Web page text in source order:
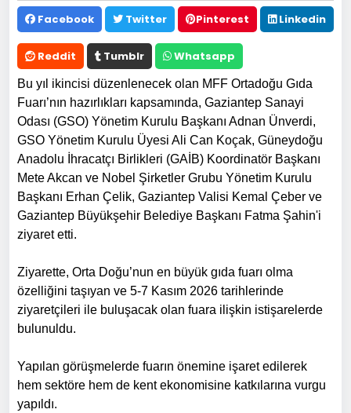
Facebook Twitter Pinterest Linkedin
Reddit Tumblr Whatsapp
Bu yıl ikincisi düzenlenecek olan MFF Ortadoğu Gıda
Fuarı’nın hazırlıkları kapsamında, Gaziantep Sanayi
Odası (GSO) Yönetim Kurulu Başkanı Adnan Ünverdi,
GSO Yönetim Kurulu Üyesi Ali Can Koçak, Güneydoğu
Anadolu İhracatçı Birlikleri (GAİB) Koordinatör Başkanı
Mete Akcan ve Nobel Şirketler Grubu Yönetim Kurulu
Başkanı Erhan Çelik, Gaziantep Valisi Kemal Çeber ve
Gaziantep Büyükşehir Belediye Başkanı Fatma Şahin'i
ziyaret etti.
Ziyarette, Orta Doğu’nun en büyük gıda fuarı olma
özelliğini taşıyan ve 5-7 Kasım 2026 tarihlerinde
ziyaretçileri ile buluşacak olan fuara ilişkin istişarelerde
bulunuldu.
Yapılan görüşmelerde fuarın önemine işaret edilerek
hem sektöre hem de kent ekonomisine katkılarına vurgu
yapıldı.